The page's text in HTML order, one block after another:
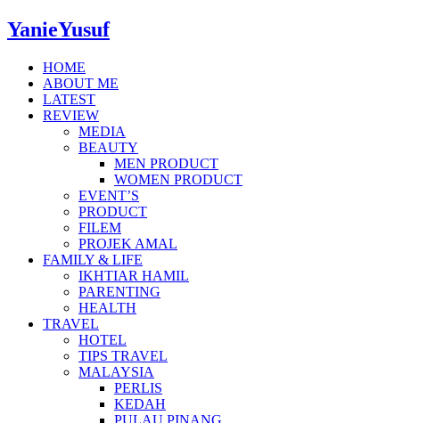
YanieYusuf
HOME
ABOUT ME
LATEST
REVIEW
MEDIA
BEAUTY
MEN PRODUCT
WOMEN PRODUCT
EVENT’S
PRODUCT
FILEM
PROJEK AMAL
FAMILY & LIFE
IKHTIAR HAMIL
PARENTING
HEALTH
TRAVEL
HOTEL
TIPS TRAVEL
MALAYSIA
PERLIS
KEDAH
PULAU PINANG